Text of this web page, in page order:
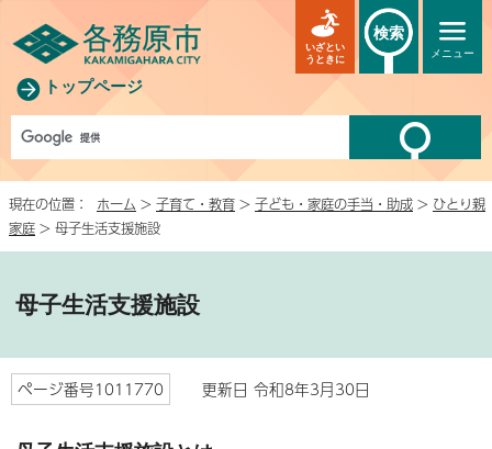
トップページ
メニュー
いざとい
うときに
検索
現在の位置： ホーム > 子育て・教育 > 子ども・家庭の手当・助成 > ひとり親
家庭 > 母子生活支援施設
母子生活支援施設
ページ番号1011770 更新日 令和8年3月30日